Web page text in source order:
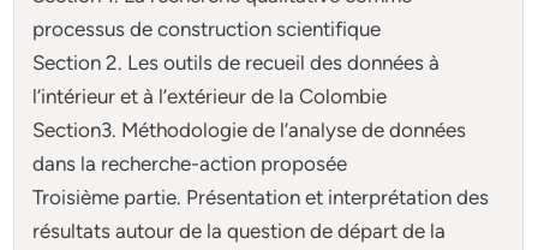
processus de construction scientifique
Section 2. Les outils de recueil des données à
l’intérieur et à l’extérieur de la Colombie
Section3. Méthodologie de l’analyse de données
dans la recherche-action proposée
Troisième partie. Présentation et interprétation des
résultats autour de la question de départ de la